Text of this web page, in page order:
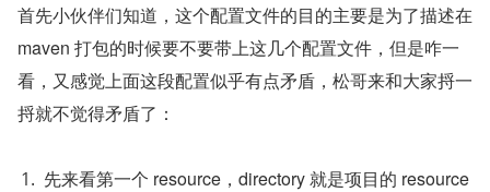
首先小伙伴们知道，这个配置文件的目的主要是为了描述在
maven 打包的时候要不要带上这几个配置文件，但是咋一
看，又感觉上面这段配置似乎有点矛盾，松哥来和大家捋一
捋就不觉得矛盾了：
先来看第一个 resource，directory 就是项目的 resource